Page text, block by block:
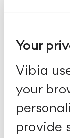
Your
Vibia
your
provide